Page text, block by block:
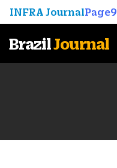
INFRA JournalPage9
BrazilJournal